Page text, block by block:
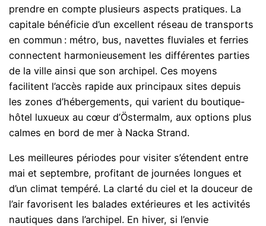
prendre en compte plusieurs aspects pratiques. La
capitale bénéficie d’un excellent réseau de transports
en commun : métro, bus, navettes fluviales et ferries
connectent harmonieusement les différentes parties
de la ville ainsi que son archipel. Ces moyens
facilitent l’accès rapide aux principaux sites depuis
les zones d’hébergements, qui varient du boutique-
hôtel luxueux au cœur d’Östermalm, aux options plus
calmes en bord de mer à Nacka Strand.
Les meilleures périodes pour visiter s’étendent entre
mai et septembre, profitant de journées longues et
d’un climat tempéré. La clarté du ciel et la douceur de
l’air favorisent les balades extérieures et les activités
nautiques dans l’archipel. En hiver, si l’envie